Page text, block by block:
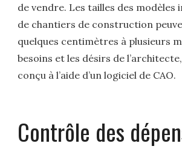
de vendre. Les tailles des modèles
de chantiers de construction
quelques centimètres à plusieurs
besoins et les désirs de
conçu à l’aide d’un logiciel de CAO.
Contrôle des